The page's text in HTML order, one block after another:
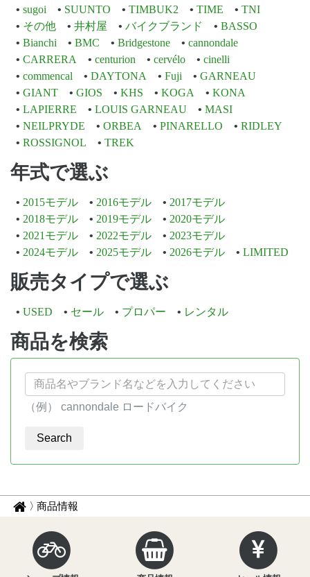
sugoi
SUUNTO TIMBUK2 TIME
TNI
その他
井村屋 バイクブランド
BASSO
Bianchi
BMC Bridgestone
cannondale
CARRERA
centurion cervélo
cinelli
commencal
DAYTONA Fuji
GARNEAU
GIANT
GIOS KHS KOGA
KONA
LAPIERRE
LOUIS GARNEAU
MASI
NEILPRYDE
ORBEA PINARELLO
RIDLEY
ROSSIGNOL
TREK
年式で選ぶ
2015モデル 2016モデル
2017モデル
2018モデル
2019モデル
2020モデル
2021モデル
2022モデル
2023モデル
2024モデル
2025モデル 2026モデル LIMITED
販売タイプで選ぶ
USED セール プロパー レンタル
商品を検索
（例） cannondale ロードバイク
パ サ
ク
ル
イ
商品情報